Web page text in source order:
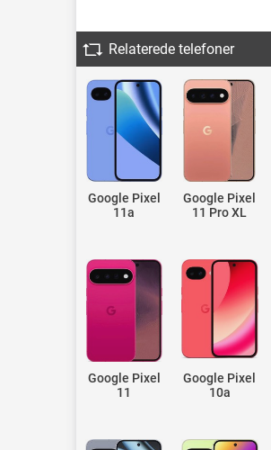
Relaterede telefoner
Google Pixel
11a
Google Pixel
11 Pro XL
Google Pixel
11
Google Pixel
10a